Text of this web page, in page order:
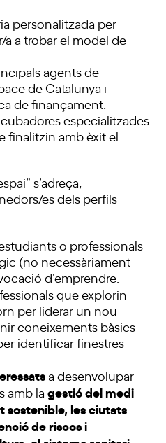
personalitzada per
a a trobar el model de
agents de
de Catalunya i
de finançament.
especialitzades
finalitzin amb èxit el
s’adreça,
es dels perfils
o professionals
(no necessàriament
d’emprendre.
que explorin
per liderar un nou
coneixements bàsics
identificar finestres
a desenvolupar
amb lagestió del medi
sostenible, les ciutats
de riscos i